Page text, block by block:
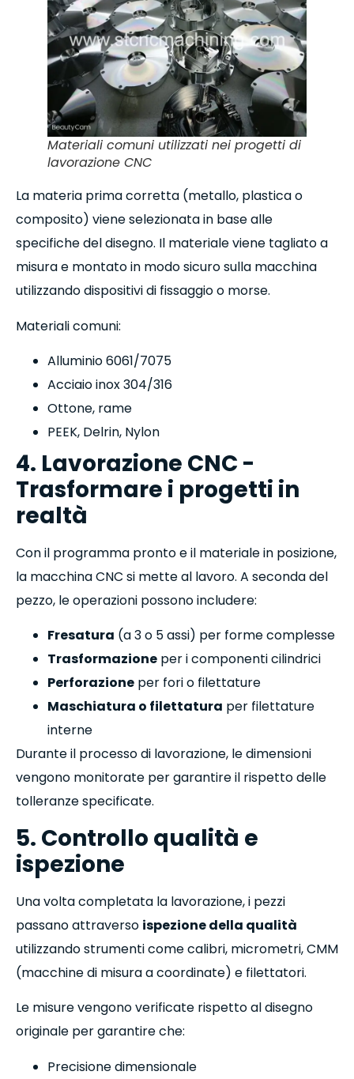
Materiali comuni utilizzati nei progetti di
lavorazione CNC
La materia prima corretta (metallo, plastica o
composito) viene selezionata in base alle
specifiche del disegno. Il materiale viene tagliato a
misura e montato in modo sicuro sulla macchina
utilizzando dispositivi di fissaggio o morse.
Materiali comuni:
Alluminio 6061/7075
Acciaio inox 304/316
Ottone, rame
PEEK, Delrin, Nylon
4. Lavorazione CNC -
Trasformare i progetti in
realtà
Con il programma pronto e il materiale in posizione,
la macchina CNC si mette al lavoro. A seconda del
pezzo, le operazioni possono includere:
Fresatura (a 3 o 5 assi) per forme complesse
Trasformazione per i componenti cilindrici
Perforazione per fori o filettature
Maschiatura o filettatura per filettature
interne
Durante il processo di lavorazione, le dimensioni
vengono monitorate per garantire il rispetto delle
tolleranze specificate.
5. Controllo qualità e
ispezione
Una volta completata la lavorazione, i pezzi
passano attraverso ispezione della qualità
utilizzando strumenti come calibri, micrometri, CMM
(macchine di misura a coordinate) e filettatori.
Le misure vengono verificate rispetto al disegno
originale per garantire che:
Precisione dimensionale